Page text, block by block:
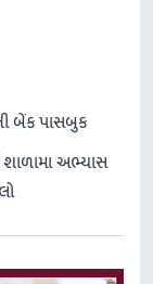
બેંક પાસબુક
અભ્યાસ